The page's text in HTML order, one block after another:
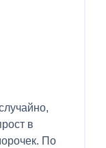
в
По